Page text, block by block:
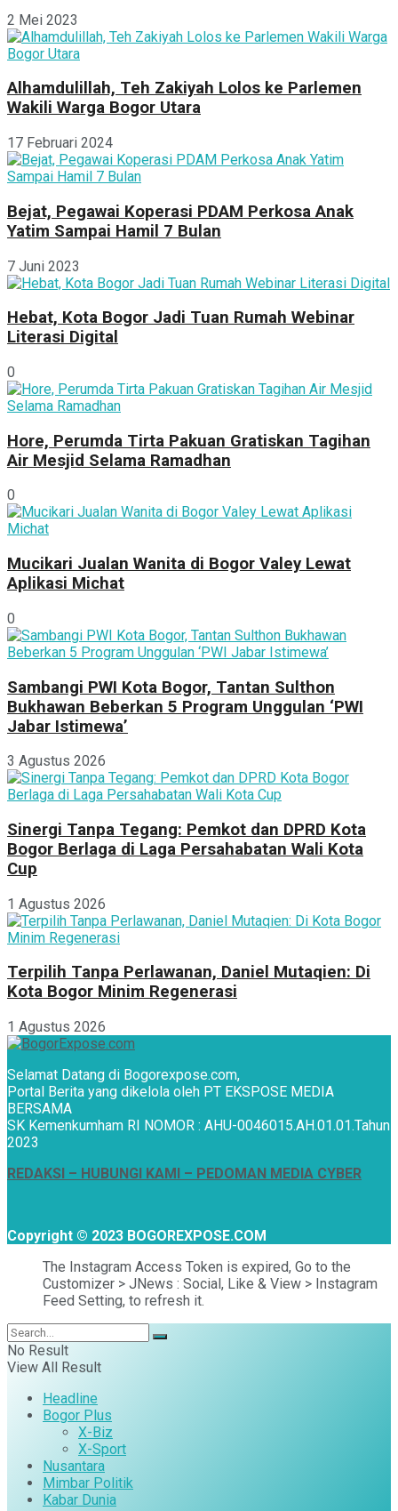
2 Mei 2023
Alhamdulillah, Teh Zakiyah Lolos ke Parlemen
Wakili Warga Bogor Utara
17 Februari 2024
Bejat, Pegawai Koperasi PDAM Perkosa Anak
Yatim Sampai Hamil 7 Bulan
7 Juni 2023
Hebat, Kota Bogor Jadi Tuan Rumah Webinar
Literasi Digital
0
Hore, Perumda Tirta Pakuan Gratiskan Tagihan
Air Mesjid Selama Ramadhan
0
Mucikari Jualan Wanita di Bogor Valey Lewat
Aplikasi Michat
0
Sambangi PWI Kota Bogor, Tantan Sulthon
Bukhawan Beberkan 5 Program Unggulan ‘PWI
Jabar Istimewa’
3 Agustus 2026
Sinergi Tanpa Tegang: Pemkot dan DPRD Kota
Bogor Berlaga di Laga Persahabatan Wali Kota
Cup
1 Agustus 2026
Terpilih Tanpa Perlawanan, Daniel Mutaqien: Di
Kota Bogor Minim Regenerasi
1 Agustus 2026
Selamat Datang di Bogorexpose.com,
Portal Berita yang dikelola oleh PT EKSPOSE MEDIA
BERSAMA
SK Kemenkumham RI NOMOR : AHU-0046015.AH.01.01.Tahun
2023
REDAKSI – HUBUNGI KAMI – PEDOMAN MEDIA CYBER
Copyright © 2023 BOGOREXPOSE.COM
The Instagram Access Token is expired, Go to the
Customizer > JNews : Social, Like & View > Instagram
Feed Setting, to refresh it.
No Result
View All Result
Headline
Bogor Plus
X-Biz
X-Sport
Nusantara
Mimbar Politik
Kabar Dunia